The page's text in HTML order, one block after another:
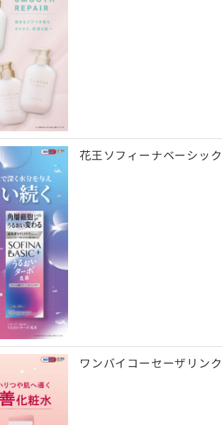
花王ソフィーナベーシック
ワンバイコーセーザリン